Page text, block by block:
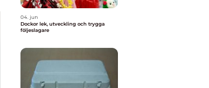
04. jun
Dockor lek, utveckling och trygga
följeslagare